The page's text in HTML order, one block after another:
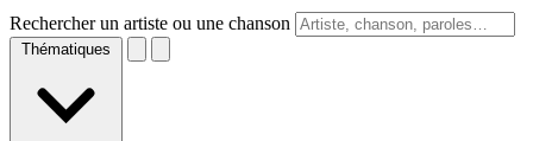
Rechercher un artiste ou une chanson
Thématiques